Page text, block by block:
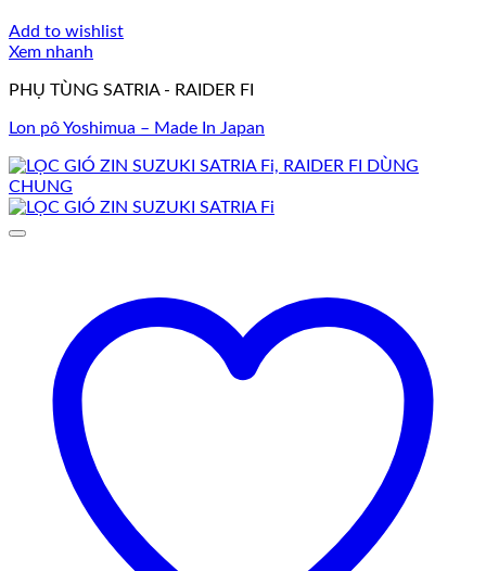
Add to wishlist
Xem nhanh
PHỤ TÙNG SATRIA - RAIDER FI
Lon pô Yoshimua – Made In Japan